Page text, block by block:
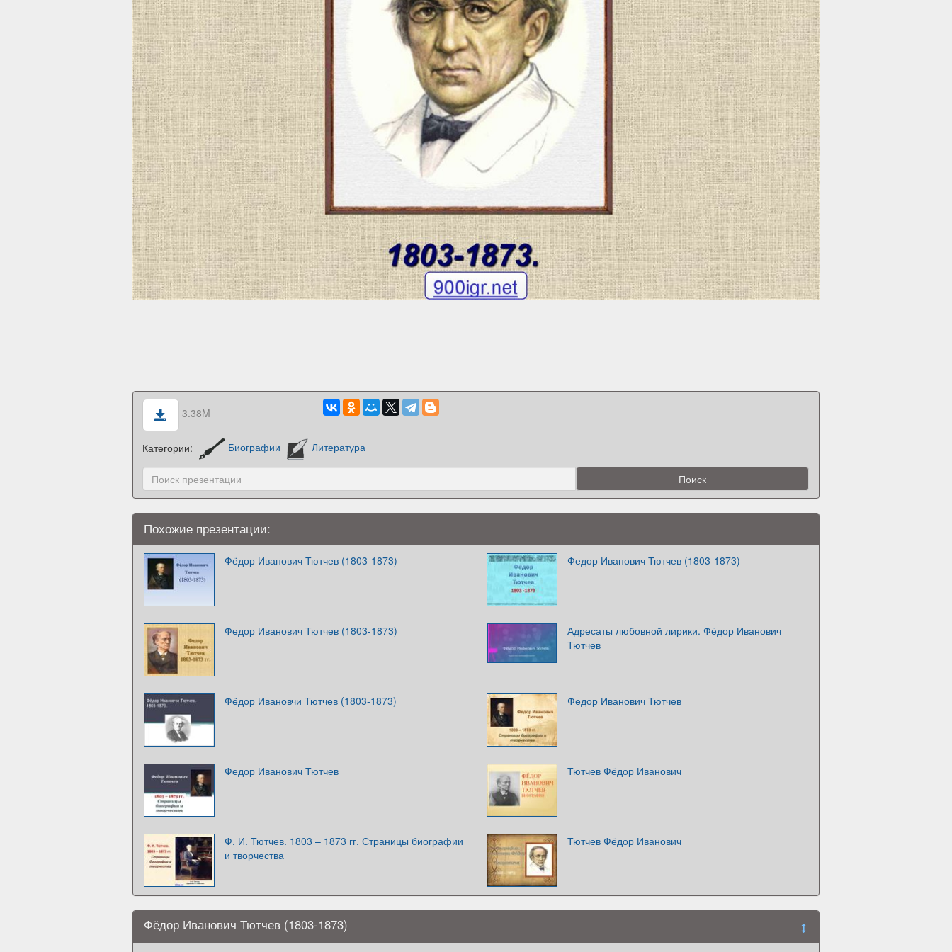
3.38M
Категории: Биографии Литература
Похожие презентации:
Фёдор Иванович Тютчев (1803-1873) Федор Иванович Тютчев (1803-1873)
Федор Иванович Тютчев (1803-1873)
Адресаты любовной лирики. Фёдор Иванович
Тютчев
Фёдор Ивановчи Тютчев (1803-1873) Федор Иванович Тютчев
Федор Иванович Тютчев Тютчев Фёдор Иванович
Ф. И. Тютчев. 1803 – 1873 гг. Страницы биографии
и творчества
Тютчев Фёдор Иванович
Фёдор Иванович Тютчев (1803-1873)